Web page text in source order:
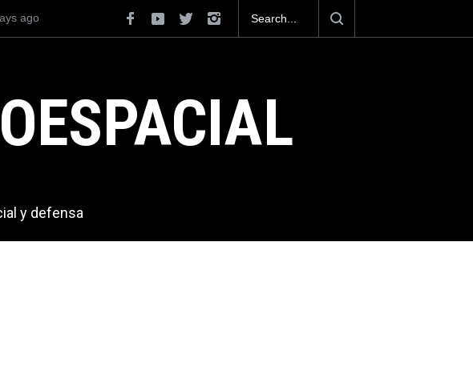
Entrenar a un piloto para volar los nuevos C-130J mexicanos
cuesta 2.9 millones de dólares
ago
y defensa